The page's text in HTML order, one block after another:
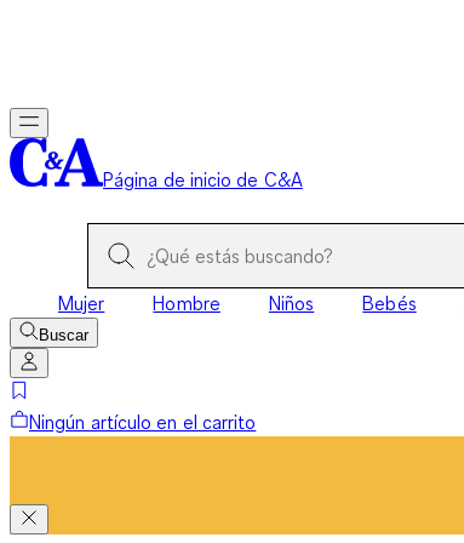
Página de inicio de C&A
Mujer Hombre Niños Bebés
Buscar
Ningún artículo en el carrito